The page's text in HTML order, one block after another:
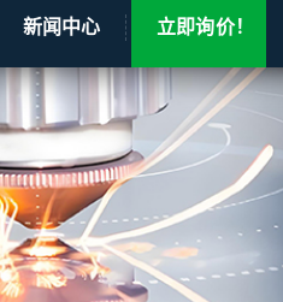
新闻中心 立即询价！